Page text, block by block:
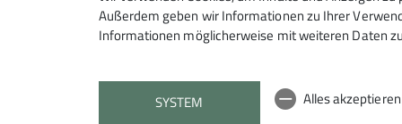
Außerdem geben wir Informationen zu Ihrer
Informationen möglicherweise mit weiteren Daten
SYSTEM
Alles